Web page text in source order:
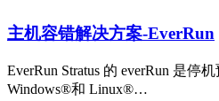
主机容错解决方案-EverRun
EverRun Stratus 的 everRun 是停
Windows®和 Linux®…